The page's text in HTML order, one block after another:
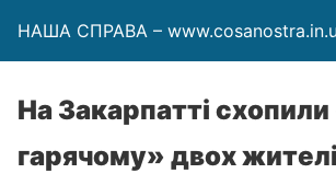
НАША СПРАВА –
На Закарпатті схопили
гарячому» двох